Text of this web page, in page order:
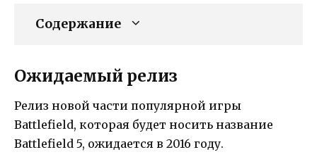
Содержание
Ожидаемый релиз
Релиз новой части популярной игры
Battlefield, которая будет носить название
Battlefield 5, ожидается в 2016 году.